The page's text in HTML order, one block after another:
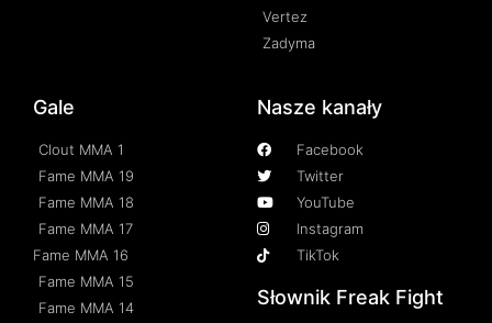
Vertez
Zadyma
Gale
Clout MMA 1
Fame MMA 19
Fame MMA 18
Fame MMA 17
Fame MMA 16
Fame MMA 15
Fame MMA 14
Nasze kanały
Facebook
Twitter
YouTube
Instagram
TikTok
Słownik Freak Fight